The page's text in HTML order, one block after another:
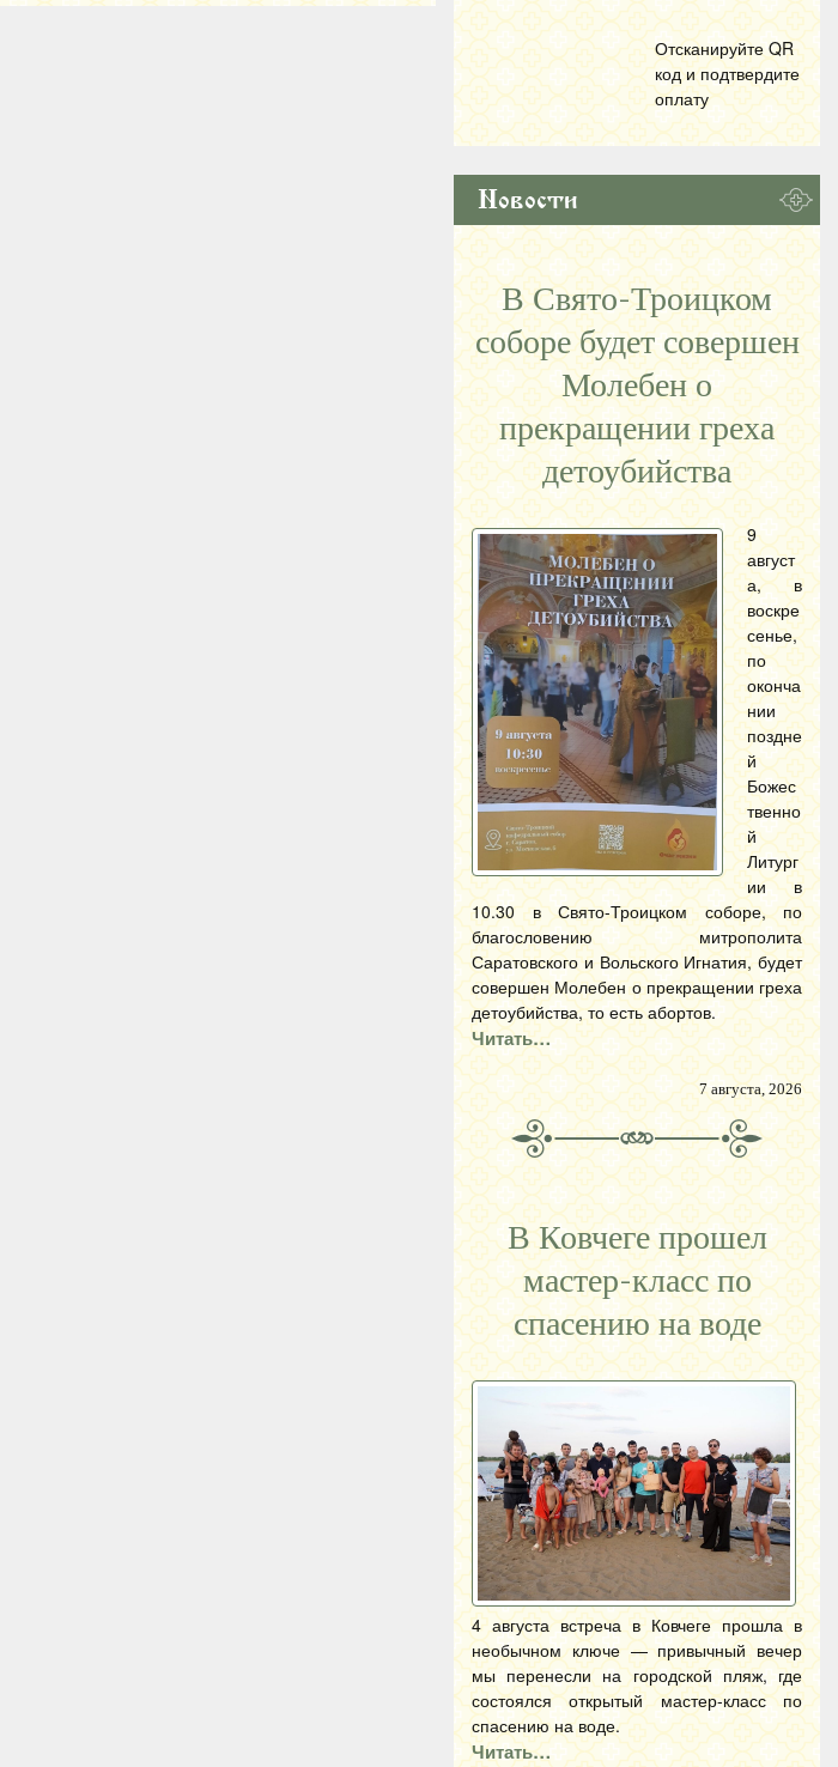
Отсканируйте QR
код и подтвердите
оплату
Новости
В Свято-Троицком
соборе будет совершен
Молебен о
прекращении греха
детоубийства
9
август
а, в
воскре
сенье,
по
оконча
нии
поздне
й
Божес
твенно
й
Литург
ии в
10.30 в Свято-Троицком соборе, по
благословению митрополита
Саратовского и Вольского Игнатия, будет
совершен Молебен о прекращении греха
детоубийства, то есть абортов.
Читать…
7 августа, 2026
В Ковчеге прошел
мастер-класс по
спасению на воде
4 августа встреча в Ковчеге прошла в
необычном ключе — привычный вечер
мы перенесли на городской пляж, где
состоялся открытый мастер-класс по
спасению на воде.
Читать…